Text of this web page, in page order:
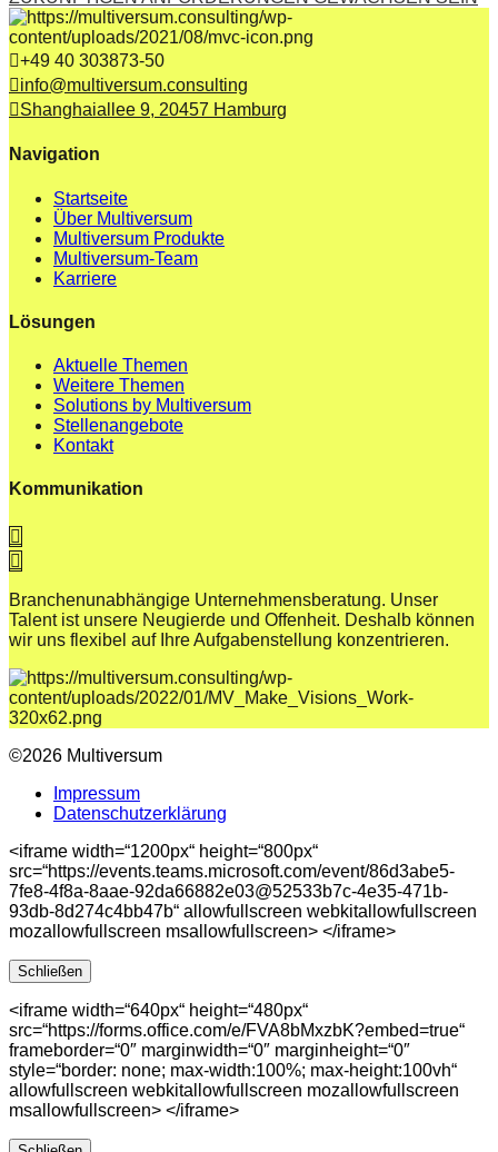
+49 40 303873-50
info@multiversum.consulting
Shanghaiallee 9, 20457 Hamburg
Navigation
Startseite
Über Multiversum
Multiversum Produkte
Multiversum-Team
Karriere
Lösungen
Aktuelle Themen
Weitere Themen
Solutions by Multiversum
Stellenangebote
Kontakt
Kommunikation
Branchenunabhängige Unternehmensberatung. Unser
Talent ist unsere Neugierde und Offenheit. Deshalb können
wir uns flexibel auf Ihre Aufgabenstellung konzentrieren.
©2026 Multiversum
Impressum
Datenschutzerklärung
<iframe width=“1200px“ height=“800px“
src=“https://events.teams.microsoft.com/event/86d3abe5-
7fe8-4f8a-8aae-92da66882e03@52533b7c-4e35-471b-
93db-8d274c4bb47b“ allowfullscreen webkitallowfullscreen
mozallowfullscreen msallowfullscreen> </iframe>
Schließen
<iframe width=“640px“ height=“480px“
src=“https://forms.office.com/e/FVA8bMxzbK?embed=true“
frameborder=“0″ marginwidth=“0″ marginheight=“0″
style=“border: none; max-width:100%; max-height:100vh“
allowfullscreen webkitallowfullscreen mozallowfullscreen
msallowfullscreen> </iframe>